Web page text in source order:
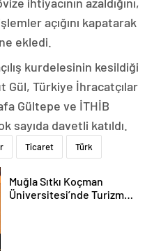
açığını kapatarak
ekledi.
kurdelesinin kesildiği
Gül, Türkiye İhracatçılar
Gültepe ve İTHİB
sayıda davetli katıldı.
Ticaret Türk
Muğla Sıtkı Koçman
Üniversitesi’nde Turizm